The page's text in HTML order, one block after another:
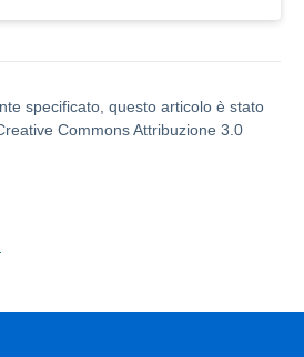
specificato, questo articolo è stato
Commons Attribuzione 3.0